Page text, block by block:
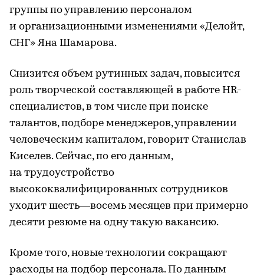
группы по управлению персоналом
и организационными изменениями «Делойт,
СНГ» Яна Шамарова.
Снизится объем рутинных задач, повысится
роль творческой составляющей в работе HR-
специалистов, в том числе при поиске
талантов, подборе менеджеров, управлении
человеческим капиталом, говорит Станислав
Киселев. Сейчас, по его данным,
на трудоустройство
высококвалифицированных сотрудников
уходит шесть—восемь месяцев при примерно
десяти резюме на одну такую вакансию.
Кроме того, новые технологии сокращают
расходы на подбор персонала. По данным